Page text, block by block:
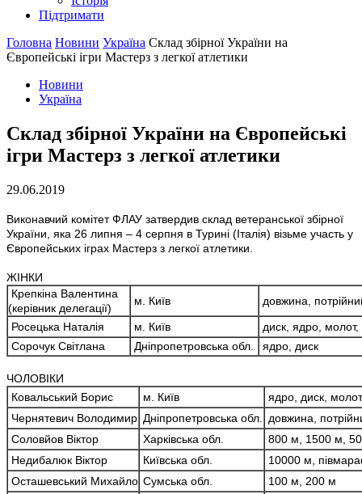
Підтримати
Головна Новини Україна Склад збірної України на
Європейські ігри Мастерз з легкої атлетики
Новини
Україна
Склад збірної України на Європейські
ігри Мастерз з легкої атлетики
29.06.2019
Виконавчий комітет ФЛАУ затвердив склад ветеранської збірної
України, яка 26 липня – 4 серпня в Турині (Італія) візьме участь у
Європейських іграх Мастерз з легкої атлетики.
ЖІНКИ
Крепкіна Валентина
(керівник делегації)
м. Київ
довжина,
Росецька Наталія
м. Київ
диск, ядро, молот,
Сорочук Світлана
Дніпропетровська обл. ядро, диск
ЧОЛОВІКИ
Ковальський Борис
м. Київ
ядро, диск,
Чернятевич Володимир Дніпропетровська обл.
довжина,
Соловйов Віктор
Харківська обл.
800 м, 1500 м,
Недибалюк Віктор
Київська обл.
10000 м,
Осташевський Михайло Сумська обл.
100 м, 200 м